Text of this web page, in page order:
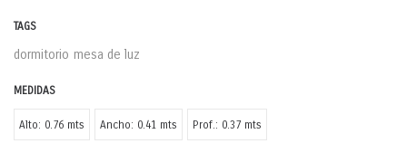
TAGS
dormitorio mesa de luz
MEDIDAS
Alto: 0.76 mts Ancho: 0.41 mts Prof.: 0.37 mts